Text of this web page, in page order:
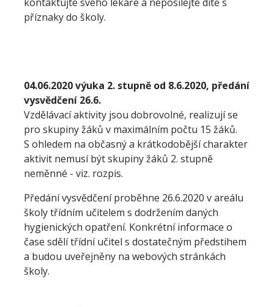
příznaky do školy.
04.06.2020 výuka 2. stupně od 8.6.2020, předání
vysvědčení 26.6.
Vzdělávací aktivity jsou dobrovolné, realizují se
pro skupiny žáků v maximálním počtu 15 žáků.
S ohledem na občasný a krátkodobější charakter
aktivit nemusí být skupiny žáků 2. stupně
neměnné - viz. rozpis.
Předání vysvědčení proběhne 26.6.2020 v areálu
školy třídním učitelem s dodržením daných
hygienických opatření. Konkrétní informace o
čase sdělí třídní učitel s dostatečným předstihem
a budou uveřejněny na webových stránkách
školy.